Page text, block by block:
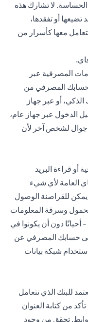
الحساسة. لا تشارك هذه
أو تفقدها،
معها كأسرار من
المصرفية عبر
حسابك المصرفي من
أو عبر جهاز
الدخول عبر جهاز عام،
جوال لشخص آخر لأن
أو قراءة البريد
العامة لأي شيء
يمكن للقراصنة الوصول
وسرقة المعلومات
دون أن يكونوا في
حسابك المصرفي عن
شبكة بيانات
للبنك الذي تتعامل
من كتابة العنوان
تحقق من وجود